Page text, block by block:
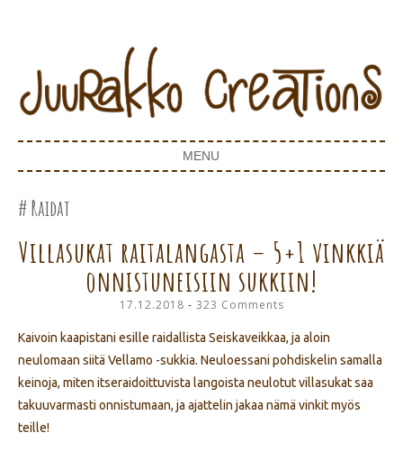
JUURAKKO CREATIONS
MENU
SKIP TO CONTENT
Raidat
Villasukat raitalangasta – 5+1 vinkkiä
onnistuneisiin sukkiin!
17.12.2018 323 Comments
Kaivoin kaapistani esille raidallista Seiskaveikkaa, ja aloin
neulomaan siitä Vellamo -sukkia. Neuloessani pohdiskelin samalla
keinoja, miten itseraidoittuvista langoista neulotut villasukat saa
takuuvarmasti onnistumaan, ja ajattelin jakaa nämä vinkit myös
teille!